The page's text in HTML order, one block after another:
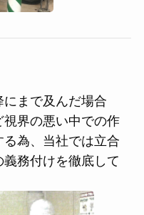
まで及んだ場合
界の悪い中での作
為、当社では立合
務付けを徹底して